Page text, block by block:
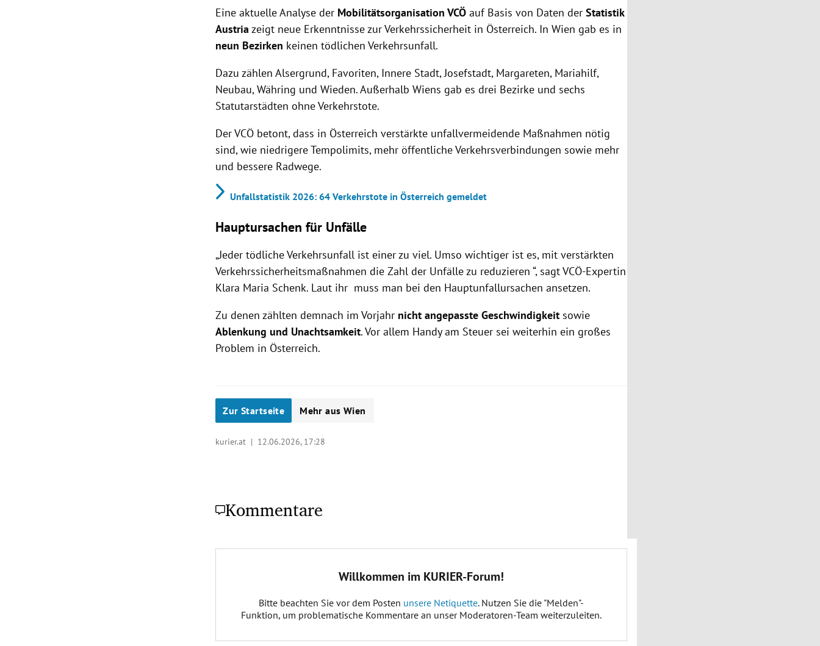
Eine aktuelle Analyse der Mobilitätsorganisation VCÖauf Basis von Daten derStatistik
Austria zeigt neue Erkenntnisse zur Verkehrssicherheit in Österreich. In Wien gab es in
neun Bezirken keinen tödlichen Verkehrsunfall.
Dazu zählen Alsergrund, Favoriten, Innere Stadt, Josefstadt, Margareten, Mariahilf,
Neubau, Währing und Wieden. Außerhalb Wiens gab es drei Bezirke und sechs
Statutarstädten ohne Verkehrstote.
Der VCÖ betont, dass in Österreich verstärkte unfallvermeidende Maßnahmen nötig
sind, wie niedrigere Tempolimits, mehr öffentliche Verkehrsverbindungen sowie mehr
und bessere Radwege.
Unfallstatistik 2026: 64 Verkehrstote in Österreich gemeldet
Hauptursachen für Unfälle
„Jeder tödliche Verkehrsunfall ist einer zu viel. Umso wichtiger ist es, mit verstärkten
Verkehrssicherheitsmaßnahmen die Zahl der Unfälle zu reduzieren “, sagt VCÖ-Expertin
Klara Maria Schenk. Laut ihr muss man bei den Hauptunfallursachen ansetzen.
Zu denen zählten demnach im Vorjahr nicht angepasste Geschwindigkeit sowie
Ablenkung und Unachtsamkeit. Vor allem Handy am Steuer sei weiterhin ein großes
Problem in Österreich.
Zur Startseite Mehr aus Wien
kurier.at | 12.06.2026, 17:28
Kommentare